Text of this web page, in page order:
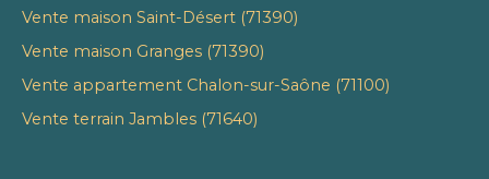
Vente maison Saint-Désert (71390)
Vente maison Granges (71390)
Vente appartement Chalon-sur-Saône (71100)
Vente terrain Jambles (71640)